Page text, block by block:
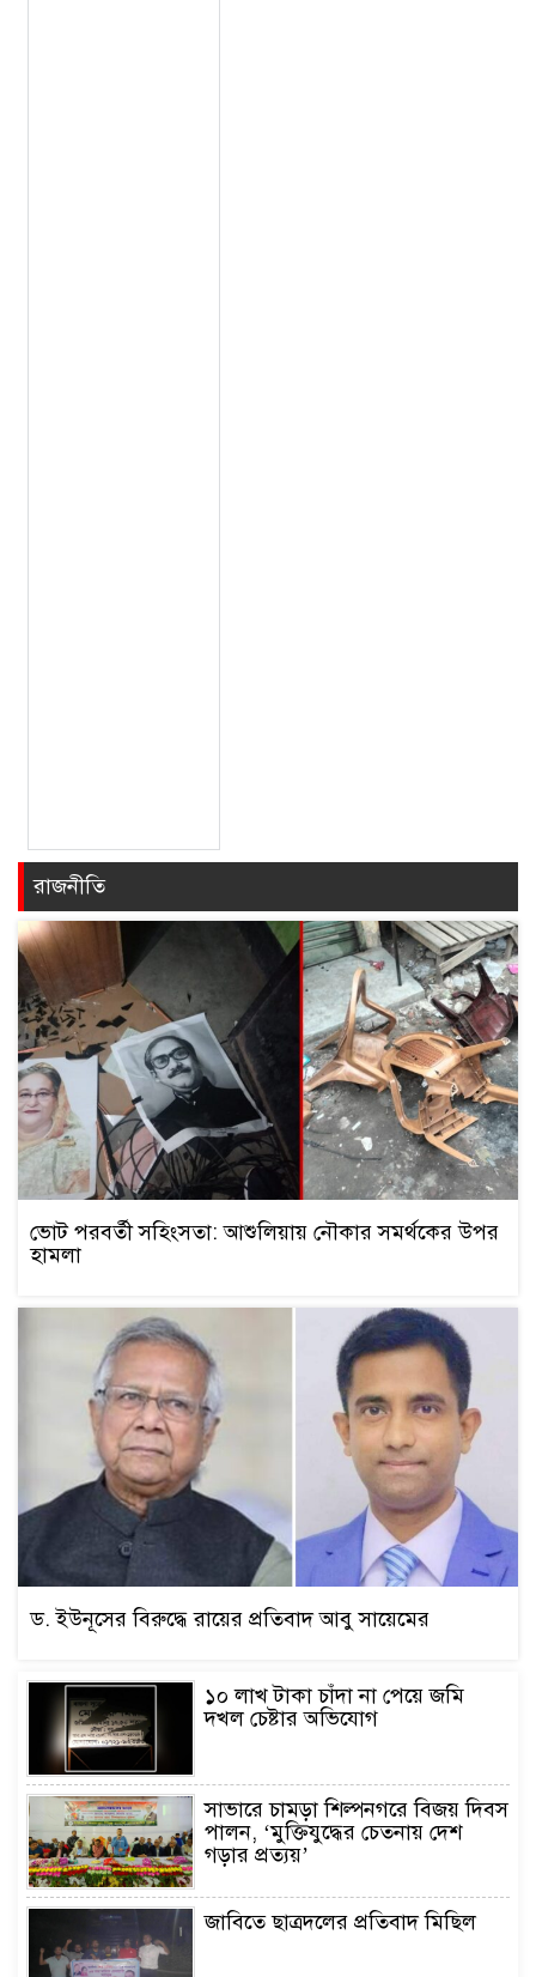
রাজনীতি
ভোট পরবর্তী সহিংসতা: আশুলিয়ায় নৌকার সমর্থকের উপর
হামলা
ড. ইউনূসের বিরুদ্ধে রায়ের প্রতিবাদ আবু সায়েমের
১০ লাখ টাকা চাঁদা না পেয়ে জমি
দখল চেষ্টার অভিযোগ
সাভারে চামড়া শিল্পনগরে বিজয় দিবস
পালন, ‘মুক্তিযুদ্ধের চেতনায় দেশ
গড়ার প্রত্যয়’
জাবিতে ছাত্রদলের প্রতিবাদ মিছিল